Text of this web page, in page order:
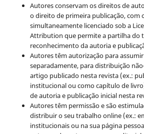
Autores conservam os direitos de
o direito de primeira publicação, com
simultaneamente licenciado sob a
Attribution que permite a partilha do
reconhecimento da autoria e
Autores têm autorização para
separadamente, para distribuição
artigo publicado nesta revista (ex.:
institucional ou como capítulo de
de autoria e publicação inicial nesta
Autores têm permissão e são
distribuir o seu trabalho online (ex.:
institucionais ou na sua página